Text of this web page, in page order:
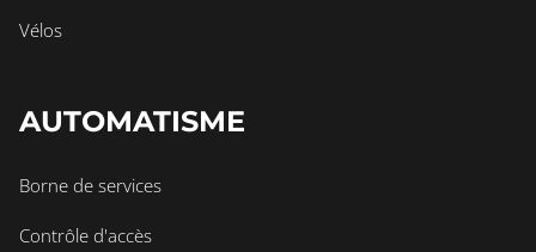
Vélos
AUTOMATISME
Borne de services
Contrôle d'accès